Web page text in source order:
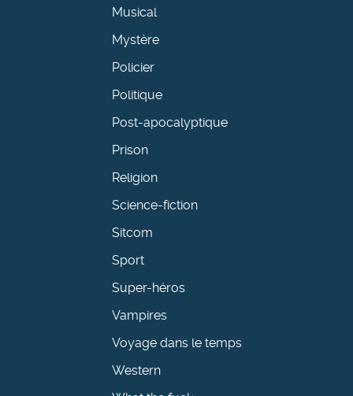
Musical
Mystère
Policier
Politique
Post-apocalyptique
Prison
Religion
Science-fiction
Sitcom
Sport
Super-héros
Vampires
Voyage dans le temps
Western